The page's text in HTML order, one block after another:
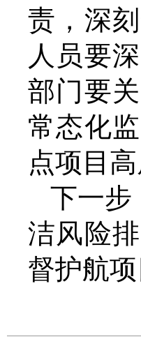
责，深
人员要
部门要
常态化
点项目
下一步
洁风险
督护航